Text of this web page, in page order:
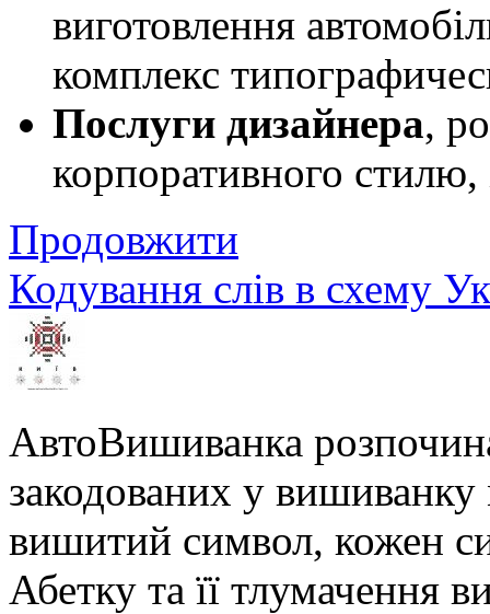
виготовлення
комплекс
Послуги дизайнера,
корпоративного стилю,
Продовжити
Кодування слів в схему
АвтоВишиванка
закодованих у
вишитий символ, кожен
Абетку та її тлумачення